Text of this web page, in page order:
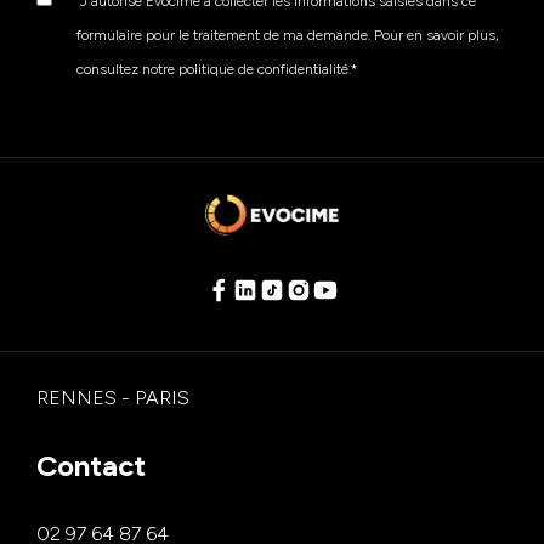
formulaire pour le traitement de ma demande. Pour en savoir plus,
consultez notre politique de confidentialité.*
RENNES - PARIS
Contact
02 97 64 87 64